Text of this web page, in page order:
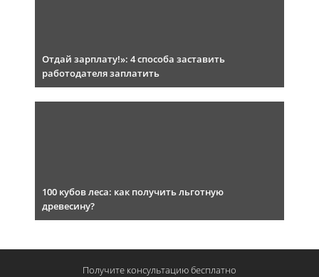
Отдай зарплату!»: 4 способа заставить
работодателя заплатить
100 кубов леса: как получить льготную
древесину?
Получите консультациюбесплатно